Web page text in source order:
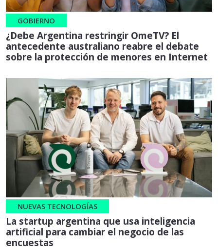
GOBIERNO
¿Debe Argentina restringir OmeTV? El
antecedente australiano reabre el debate
sobre la protección de menores en Internet
NUEVAS TECNOLOGÍAS
La startup argentina que usa inteligencia
artificial para cambiar el negocio de las
encuestas